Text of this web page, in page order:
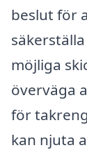
beslut för
möjliga
överväga
för
kan njuta